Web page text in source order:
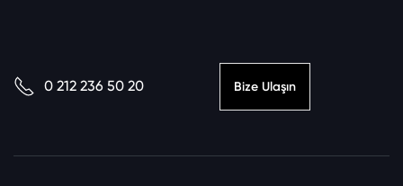
0 212 236 50 20 Bize Ulaşın